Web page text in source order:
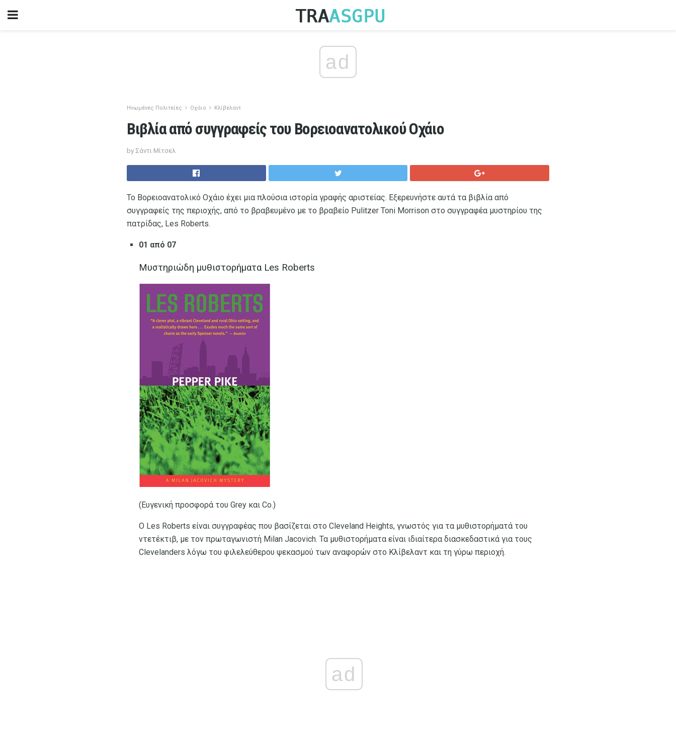
ad
Ηνωμένες Πολιτείες Οχάιο Κλίβελαντ
Βιβλία από συγγραφείς του Βορειοανατολικού Οχάιο
by Σάντι Μίτσελ
Το Βορειοανατολικό Οχάιο έχει μια πλούσια ιστορία γραφής αριστείας. Εξερευνήστε αυτά τα βιβλία από
συγγραφείς της περιοχής, από το βραβευμένο με το βραβείο Pulitzer Toni Morrison στο συγγραφέα μυστηρίου της
πατρίδας, Les Roberts.
01 από 07
Μυστηριώδη μυθιστορήματα Les Roberts
(Ευγενική προσφορά του Grey και Co.)
Ο Les Roberts είναι συγγραφέας που βασίζεται στο Cleveland Heights, γνωστός για τα μυθιστορήματά του
ντετέκτιβ, με τον πρωταγωνιστή Milan Jacovich. Τα μυθιστορήματα είναι ιδιαίτερα διασκεδαστικά για τους
Clevelanders λόγω του φιλελεύθερου ψεκασμού των αναφορών στο Κλίβελαντ και τη γύρω περιοχή.
ad